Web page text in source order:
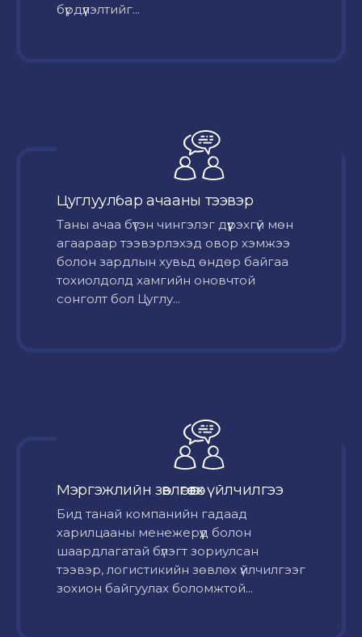
бүрдүүлэлтийг...
Цуглуулбар ачааны тээвэр
Таны ачаа бүтэн чингэлэг дүүрэхгүй мөн
агаараар тээвэрлэхэд овор хэмжээ
болон зардлын хувьд өндөр байгаа
тохиолдолд хамгийн оновчтой
сонголт бол Цуглу...
Мэргэжлийн зөвлөгөө өгөх үйлчилгээ
Бид танай компанийн гадаад
харилцааны менежерүүд болон
шаардлагатай бүлэгт зориулсан
тээвэр, логистикийн зөвлөх үйлчилгээг
зохион байгуулах боломжтой...